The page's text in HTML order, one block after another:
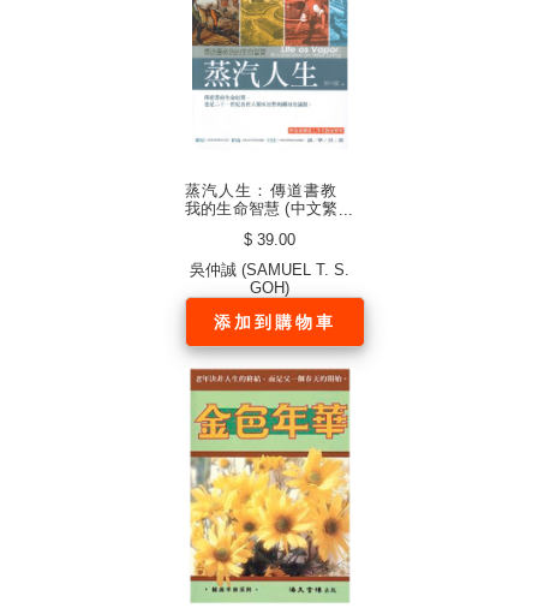
蒸汽人生：傳道書教
我的生命智慧 (中文繁
$ 39.00
吳仲誠 (SAMUEL T. S.
GOH)
添加到購物車